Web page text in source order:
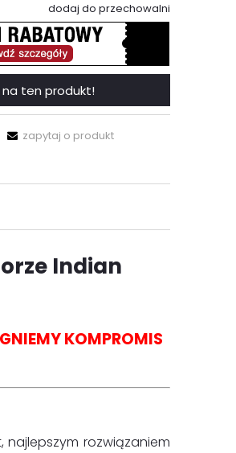
dodaj do przechowalni
na ten produkt!
zapytaj o produkt
Indian
KOMPROMIS
najlepszym rozwiązaniem